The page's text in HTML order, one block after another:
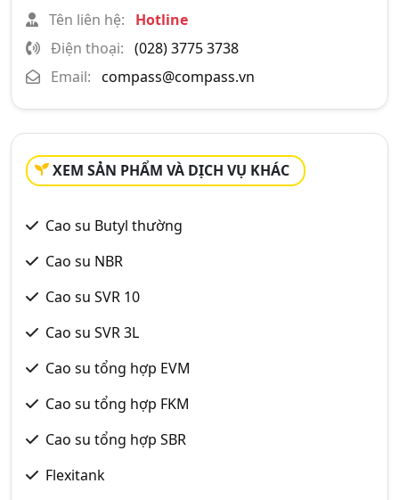
Tên liên hệ:
Hotline
Điện thoại: (028) 3775 3738
Email: compass@compass.vn
XEM SẢN PHẨM VÀ DỊCH VỤ KHÁC
Cao su Butyl thường
Cao su NBR
Cao su SVR 10
Cao su SVR 3L
Cao su tổng hợp EVM
Cao su tổng hợp FKM
Cao su tổng hợp SBR
Flexitank